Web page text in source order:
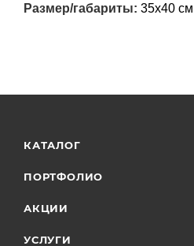
Размер/габариты: 35х40 см
КАТАЛОГ
ПОРТФОЛИО
АКЦИИ
УСЛУГИ